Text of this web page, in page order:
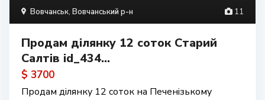
11
Вовчанськ, Вовчанський р-н
Продам ділянку 12 соток Старий
Салтів id_434...
$ 3700
Продам ділянку 12 соток на Печенізькому